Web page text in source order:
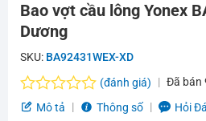
Bao vợt cầu lông Yonex
Dương
SKU: BA92431WEX-XD
Được
(đánh giá) Đã bán
Mô tả
Thông số Hỏi